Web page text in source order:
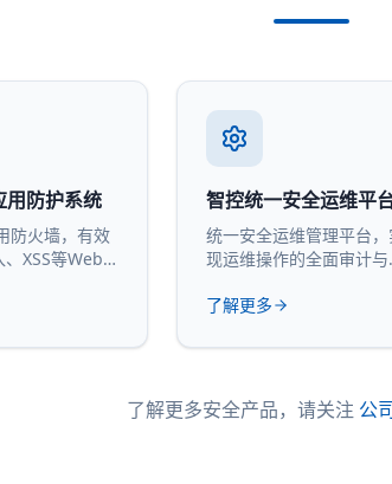
用防护系统
防火墙，有效
XSS等Web
智控统一安全运维平
统一安全运维管理平台，
现运维操作的全面审计与
了解更多
了解更多安全产品，请关注 公